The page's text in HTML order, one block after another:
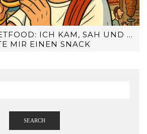
ICH KAM, SAH UND …
MIR EINEN SNACK
SEARCH